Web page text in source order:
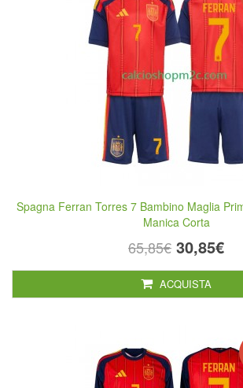
Spagna Ferran Torres 7 Bambino Maglia
Manica Corta
65,85€ 30,85€
ACQUISTA